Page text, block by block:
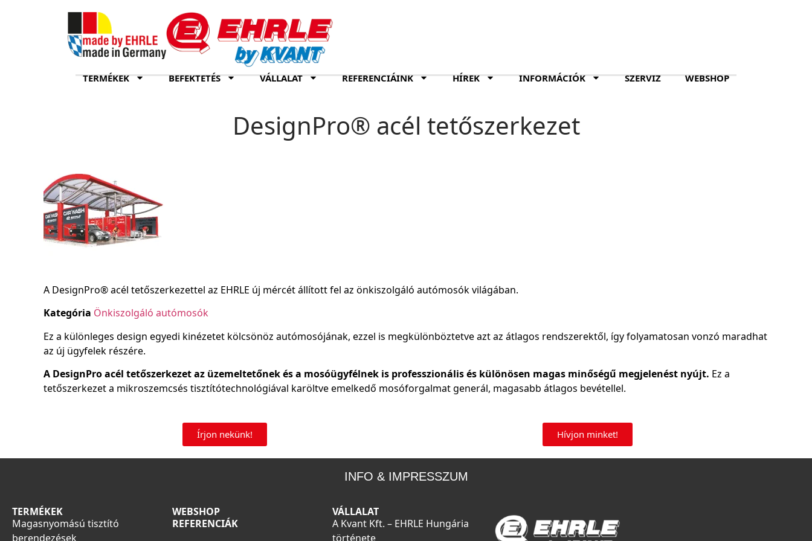
TERMÉKEK BEFEKTETÉS VÁLLALAT REFERENCIÁINK HÍREK INFORMÁCIÓK SZERVIZ WEBSHOP
DesignPro® acél tetőszerkezet
A DesignPro® acél tetőszerkezettel az EHRLE új mércét állított fel az önkiszolgáló autómosók világában.
Kategória Önkiszolgáló autómosók
Ez a különleges design egyedi kinézetet kölcsönöz autómosójának, ezzel is megkülönböztetve azt az átlagos rendszerektől, így folyamatosan vonzó maradhat
az új ügyfelek részére.
A DesignPro acél tetőszerkezet az üzemeltetőnek és a mosóügyfélnek is professzionális és különösen magas minőségű megjelenést nyújt. Ez a
tetőszerkezet a mikroszemcsés tisztítótechnológiával karöltve emelkedő mosóforgalmat generál, magasabb átlagos bevétellel.
Írjon nekünk! Hívjon minket!
INFO & IMPRESSZUM
TERMÉKEK
Magasnyomású tisztító
berendezések
WEBSHOP
REFERENCIÁK
VÁLLALAT
A Kvant Kft. – EHRLE Hungária
története